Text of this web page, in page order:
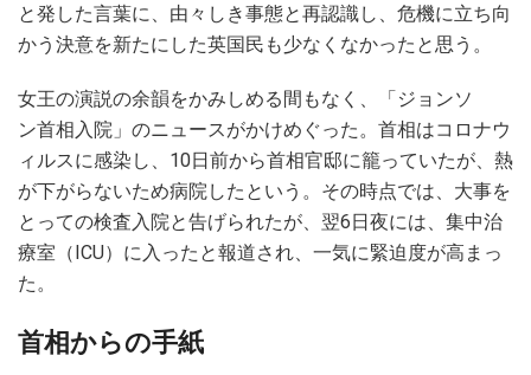
と発した言葉に、由々しき事態と再認識し、危機に立ち向
かう決意を新たにした英国民も少なくなかったと思う。
女王の演説の余韻をかみしめる間もなく、「ジョンソ
ン首相入院」のニュースがかけめぐった。首相はコロナウ
ィルスに感染し、10日前から首相官邸に籠っていたが、熱
が下がらないため病院したという。その時点では、大事を
とっての検査入院と告げられたが、翌6日夜には、集中治
療室（ICU）に入ったと報道され、一気に緊迫度が高まっ
た。
首相からの手紙